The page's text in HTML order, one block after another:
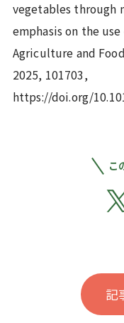
vegetables through
emphasis on the
Agriculture and
2025, 101703,
https://doi.org/
こ
記